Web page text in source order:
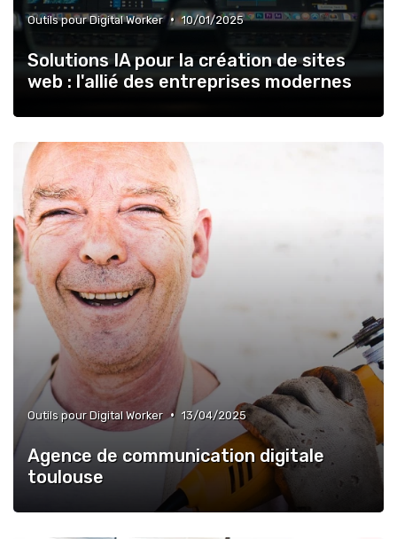
Outils pour Digital Worker • 10/01/2025
Solutions IA pour la création de sites
web : l'allié des entreprises modernes
Outils pour Digital Worker • 13/04/2025
Agence de communication digitale
toulouse